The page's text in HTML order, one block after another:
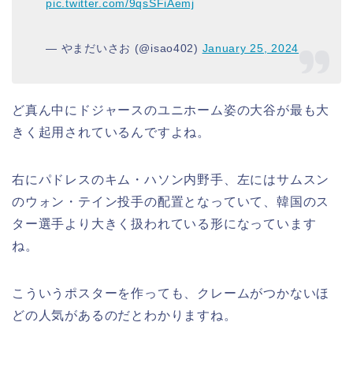
pic.twitter.com/9qsSFiAemj
— やまだいさお (@isao402) January 25, 2024
ど真ん中にドジャースのユニホーム姿の大谷が最も大
きく起用されているんですよね。
右にパドレスのキム・ハソン内野手、左にはサムスン
のウォン・テイン投手の配置となっていて、韓国のス
ター選手より大きく扱われている形になっています
ね。
こういうポスターを作っても、クレームがつかないほ
どの人気があるのだとわかりますね。